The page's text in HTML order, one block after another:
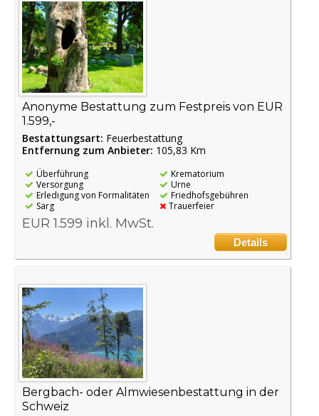
Anonyme Bestattung zum Festpreis von EUR
1.599,-
Bestattungsart: Feuerbestattung
Entfernung zum Anbieter: 105,83 Km
Überführung
Versorgung
Erledigung von Formalitäten
Sarg
Krematorium
Urne
Friedhofsgebühren
Trauerfeier
EUR 1.599 inkl. MwSt.
Details
Bergbach- oder Almwiesenbestattung in der
Schweiz